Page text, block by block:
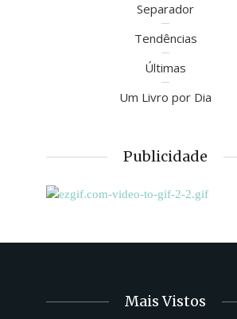
Separador
Tendências
Últimas
Um Livro por Dia
Publicidade
Mais Vistos